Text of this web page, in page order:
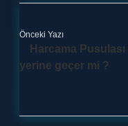
Önceki Yazı
Harcama
yerine geçer mi ?